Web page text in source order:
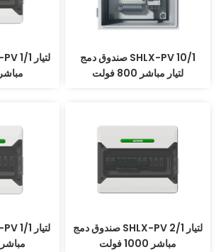
مباشر 800 فولت
صندوق دمج SHLX-PV 10/1
لتيار مباشر 800 فولت
مباشر 1000 فولت
صندوق دمج SHLX-PV 2/1 لتيار
مباشر 1000 فولت